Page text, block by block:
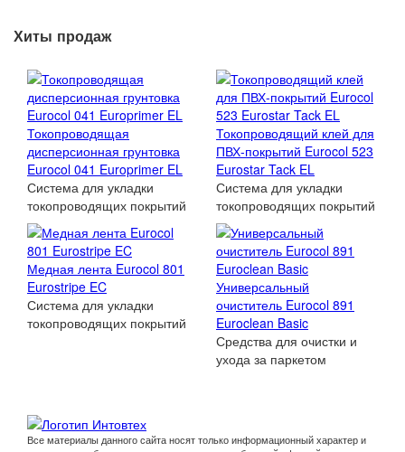
Хиты продаж
Токопроводящая
дисперсионная грунтовка
Eurocol 041 Europrimer EL
Система для укладки
токопроводящих покрытий
Токопроводящий клей для
ПВХ-покрытий Eurocol 523
Eurostar Tack EL
Система для укладки
токопроводящих покрытий
Медная лента Eurocol 801
Eurostripe EC
Система для укладки
токопроводящих покрытий
Универсальный
очиститель Eurocol 891
Euroclean Basic
Средства для очистки и
ухода за паркетом
Все материалы данного сайта носят только информационный характер и